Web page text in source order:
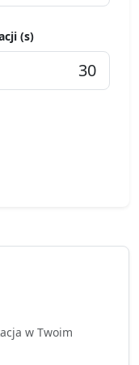
(s)
w Twoim